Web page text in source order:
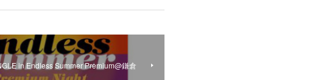
in Endless Summer Premium@鎌倉